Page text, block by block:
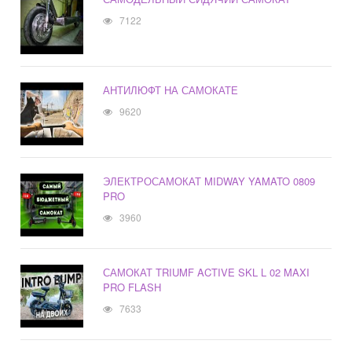
7122
АНТИЛЮФТ НА САМОКАТЕ
9620
ЭЛЕКТРОСАМОКАТ MIDWAY YAMATO 0809
PRO
3960
САМОКАТ TRIUMF ACTIVE SKL L 02 MAXI
PRO FLASH
7633